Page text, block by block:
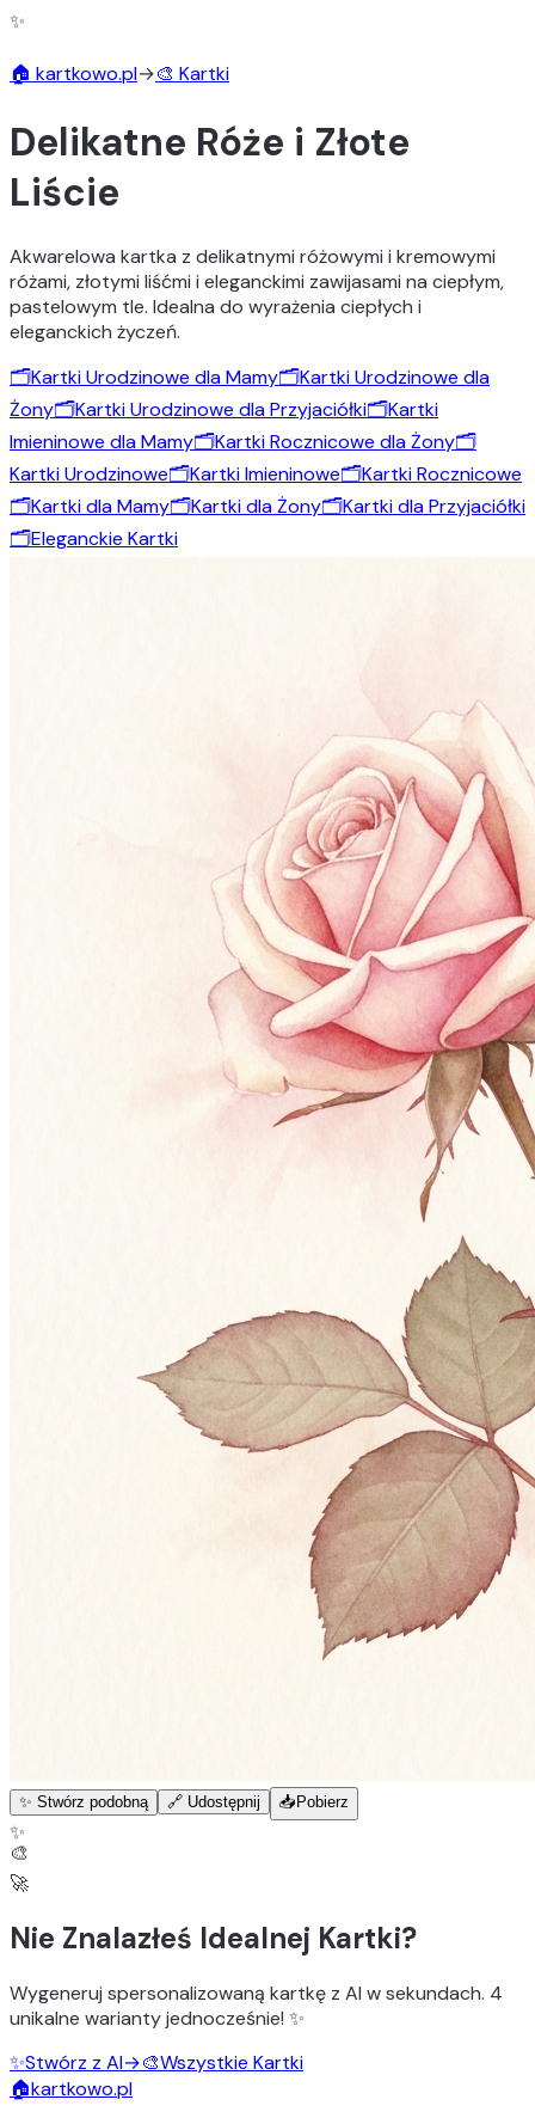
✨
🏠 kartkowo.pl→🎨 Kartki
Delikatne Róże i Złote
Liście
Akwarelowa kartka z delikatnymi różowymi i kremowymi
różami, złotymi liśćmi i eleganckimi zawijasami na ciepłym,
pastelowym tle. Idealna do wyrażenia ciepłych i
eleganckich życzeń.
🗂️Kartki Urodzinowe dla Mamy🗂️Kartki Urodzinowe dla
Żony🗂️Kartki Urodzinowe dla Przyjaciółki🗂️Kartki
Imieninowe dla Mamy🗂️Kartki Rocznicowe dla Żony🗂️
Kartki Urodzinowe🗂️Kartki Imieninowe🗂️Kartki Rocznicowe
🗂️Kartki dla Mamy🗂️Kartki dla Żony🗂️Kartki dla Przyjaciółki
🗂️Eleganckie Kartki
✨ Stwórz podobną 🔗 Udostępnij 📥 Pobierz
✨
🎨
🚀
Nie Znalazłeś Idealnej Kartki?
Wygeneruj spersonalizowaną kartkę z AI w sekundach. 4
unikalne wariantyjednocześnie! ✨
✨Stwórz z AI→🎨Wszystkie Kartki
🏠kartkowo.pl